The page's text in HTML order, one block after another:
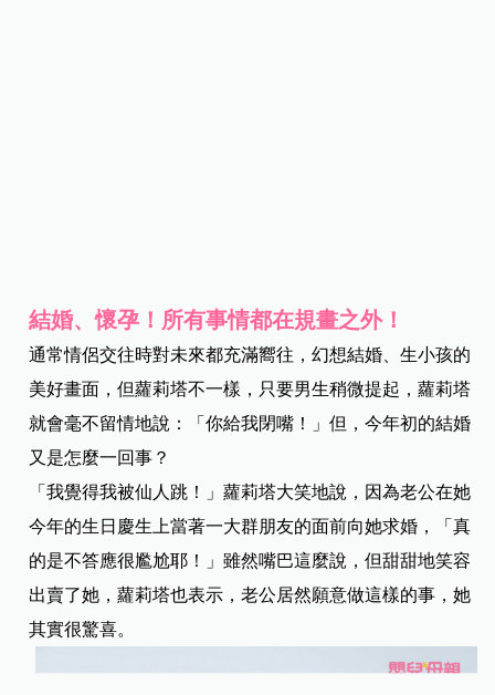
結婚、懷孕！所有事情都在規畫之外！
通常情侶交往時對未來都充滿嚮往，幻想結婚、生小孩的
美好畫面，但蘿莉塔不一樣，只要男生稍微提起，蘿莉塔
就會毫不留情地說：「你給我閉嘴！」但，今年初的結婚
又是怎麼一回事？
「我覺得我被仙人跳！」蘿莉塔大笑地說，因為老公在她
今年的生日慶生上當著一大群朋友的面前向她求婚，「真
的是不答應很尷尬耶！」雖然嘴巴這麼說，但甜甜地笑容
出賣了她，蘿莉塔也表示，老公居然願意做這樣的事，她
其實很驚喜。